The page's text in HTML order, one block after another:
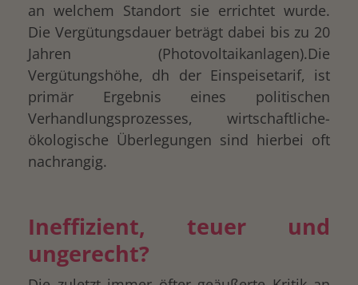
an welchem Standort sie errichtet wurde.
Die Vergütungsdauer beträgt dabei bis zu 20
Jahren (Photovoltaikanlagen).Die
Vergütungshöhe, dh der Einspeisetarif, ist
primär Ergebnis eines politischen
Verhandlungsprozesses, wirtschaftliche-
ökologische Überlegungen sind hierbei oft
nachrangig.
Ineffizient, teuer und
ungerecht?